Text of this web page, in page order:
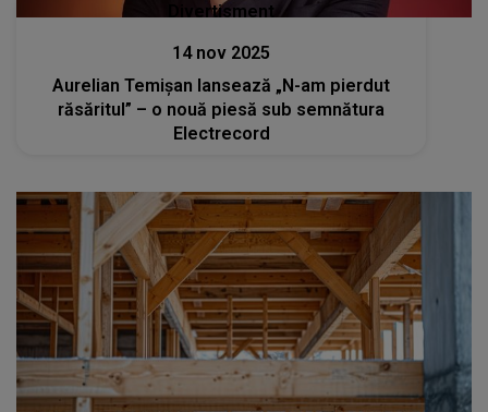
Divertisment
14 nov 2025
Aurelian Temișan lansează „N-am pierdut
răsăritul” – o nouă piesă sub semnătura
Electrecord